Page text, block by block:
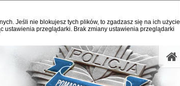
Jeśli nie blokujesz tych plików, to zgadzasz się na ich użycie
ustawienia przeglądarki. Brak zmiany ustawienia przeglądarki